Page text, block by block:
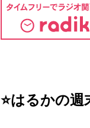
⭐はるかの週